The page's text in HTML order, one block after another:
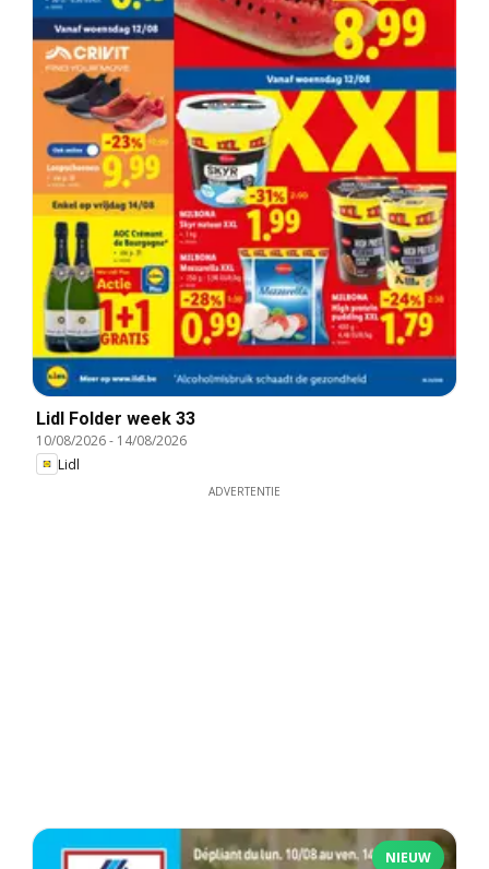
Lidl Folder week 33
10/08/2026- 14/08/2026
Lidl
ADVERTENTIE
NIEUW